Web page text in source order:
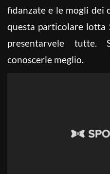
fidanzate e le mogli dei
questa particolare lotta
presentarvele
conoscerle meglio.